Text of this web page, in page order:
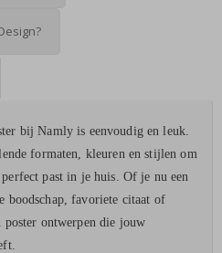
bij Namly is eenvoudig en leuk.
formaten, kleuren en stijlen om
past in je huis. Of je nu een
boodschap, favoriete citaat of
poster ontwerpen die jouw